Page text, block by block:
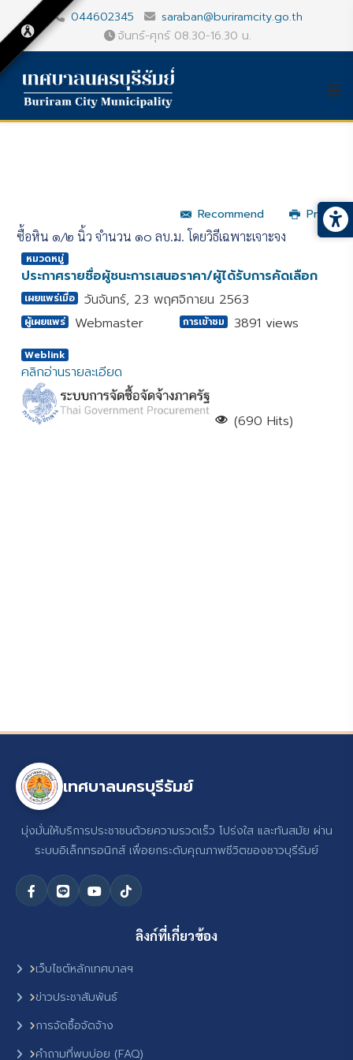
044602345
saraban@buriramcity.go.th
จันทร์-ศุกร์ 08.30-16.30 น.
Recommend
Print
ซื้อหิน ๑/๒ นิ้ว จำนวน ๑๐ ลบ.ม. โดยวิธีเฉพาะเจาะจง
หมวดหมู่
ประกาศรายชื่อผู้ชนะการเสนอราคา/ผู้ได้รับการคัดเลือก
เผยแพร่เมื่อ วันจันทร์, 23 พฤศจิกายน 2563
ผู้เผยแพร่ Webmaster การเข้าชม 3891 views
Weblink
คลิกอ่านรายละเอียด
(690 Hits)
เทศบาลนครบุรีรัมย์
มุ่งมั่นให้บริการประชาชนด้วยความรวดเร็ว โปร่งใส และทันสมัย ผ่าน
ระบบอิเล็กทรอนิกส์ เพื่อยกระดับคุณภาพชีวิตของชาวบุรีรัมย์
ลิงก์ที่เกี่ยวข้อง
เว็บไซต์หลักเทศบาลฯ
ข่าวประชาสัมพันธ์
การจัดซื้อจัดจ้าง
คำถามที่พบบ่อย (FAQ)